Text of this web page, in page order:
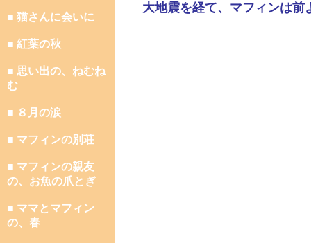
■ 猫さんに会いに
■ 紅葉の秋
■ 思い出の、ねむね
む
■ ８月の涙
■ マフィンの別荘
■ マフィンの親友
の、お魚の爪とぎ
■ ママとマフィン
の、春
大地震を経て、マフィンは